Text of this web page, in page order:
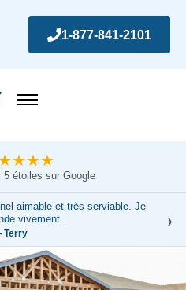
1-877-841-2101
★★★
5 étoiles sur Google
aimable et très serviable. Je
vivement.
›